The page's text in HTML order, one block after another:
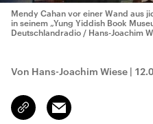
Mendy Cahan vor einer Wand aus
in seinem „Yung Yiddish Book
Deutschlandradio / Hans-Joachim
Von Hans-Joachim Wiese |
Link
kopieren/teilen
Email